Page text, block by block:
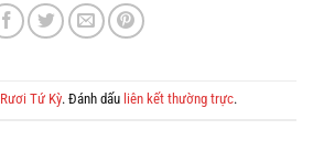
Rươi Tứ Kỳ. Đánh dấu liên kết thường trực.